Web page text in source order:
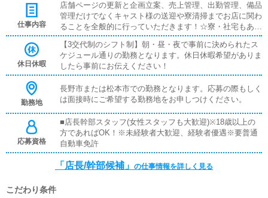
仕事内容
店舗ページの更新と企画立案、売上管理、出勤管理、備品
管理だけでなくキャスト様の送迎や寮清掃までお店に関わ
ることを全般的に行っていただきます！☆寮・社宅もあり
ます！ご希望の方はご相談を(^O^)／☆WEB面接可能で
す！対面での面接が難しい方は事前にお伝えください！☆
事務所は分煙体制！タバコが苦手な方も、吸う方もどちら
もドウゾ！☆即日採用可能です！働く気持ちがみなぎって
プでは独立支援制度としてご自身で店舗経営をしたいとい
う方のサポートも行っています。FCオーナーとして風俗
の店舗運営のノウハウ・システムを全てお教えします！
休日休暇
【3交代制のシフト制】朝・昼・夜で事前に決められたス
ケジュール通りの勤務となります。休日休暇希望がありま
したら事前にお伝えください！
勤務地
長野市または松本市での勤務となります。応募の際もしく
は面接時にご希望する勤務地をお申しつけください。
応募資格
■店長幹部スタッフ(女性スタッフも大歓迎)※18歳以上の
方であればOK！※未経験者大歓迎、経験者優遇※要普通
自動車免許
「店長/幹部候補」 の仕事情報を詳しく見る
こだわり条件